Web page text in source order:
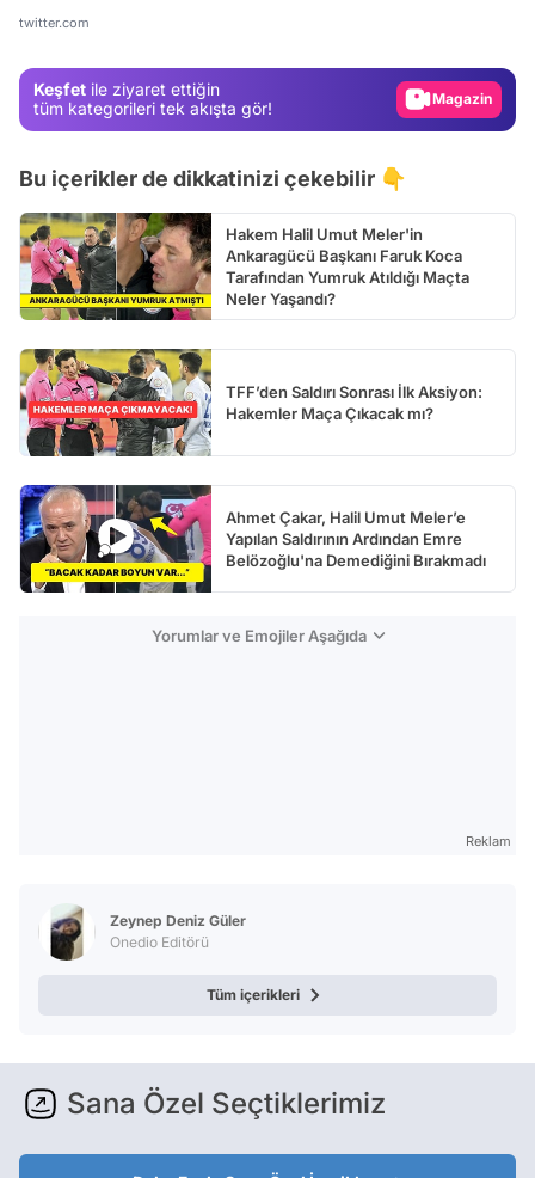
twitter.com
Keşfet ile ziyaret ettiğin
tüm kategorileri tek akışta gör!
Video
Bu içerikler de dikkatinizi çekebilir 👇
Hakem Halil Umut Meler'in
Ankaragücü Başkanı Faruk Koca
Tarafından Yumruk Atıldığı Maçta
Neler Yaşandı?
TFF’den Saldırı Sonrası İlk Aksiyon:
Hakemler Maça Çıkacak mı?
Ahmet Çakar, Halil Umut Meler’e
Yapılan Saldırının Ardından Emre
Belözoğlu'na Demediğini Bırakmadı
Yorumlar ve Emojiler Aşağıda
Reklam
Zeynep Deniz Güler
Onedio Editörü
Tüm içerikleri
Sana Özel Seçtiklerimiz